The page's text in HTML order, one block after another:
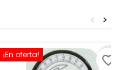
>
<
¡En oferta! favorite_border